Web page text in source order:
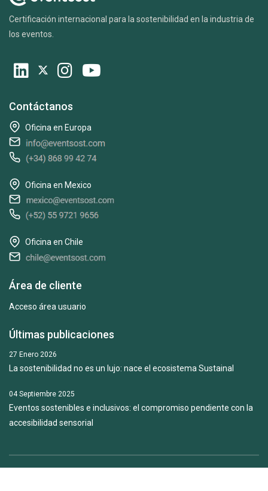
Certificación internacional para la sostenibilidad en la industria de
los eventos.
Contáctanos
Oficina en Europa
Oficina en Mexico
Oficina en Chile
Área de cliente
Acceso área usuario
Últimas publicaciones
27 Enero 2026
La sostenibilidad no es un lujo: nace el ecosistema Sustainal
04 Septiembre 2025
Eventos sostenibles e inclusivos: el compromiso pendiente con la
accesibilidad sensorial